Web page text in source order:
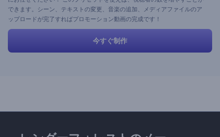
できます。シーン、テキストの変更、音楽の追加、メディアファイルのア
ップロードが完了すればプロモーション動画の完成です！
今すぐ制作